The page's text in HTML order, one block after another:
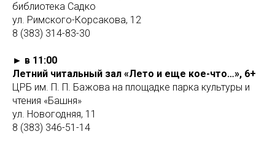
библиотека Садко
ул. Римского-Корсакова, 12
8 (383) 314-83-30
► в 11:00
Летний читальный зал «Лето и еще кое-что…», 6+
ЦРБ им. П. П. Бажова на площадке парка культуры и
чтения «Башня»
ул. Новогодняя, 11
8 (383) 346-51-14